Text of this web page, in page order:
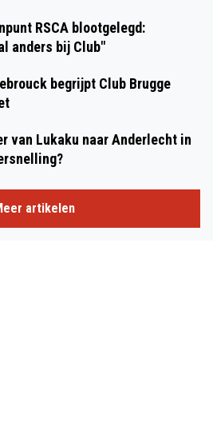
RSCA blootgelegd:
anders bij Club"
begrijpt Club Brugge
van Lukaku naar Anderlecht in
artikelen